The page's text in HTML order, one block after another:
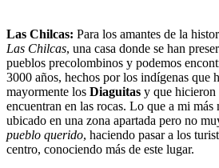
Las Chilcas: Para los amantes de la
Las Chilcas, una casa donde se han
pueblos precolombinos y podemos
3000 años, hechos por los indígenas que
mayormente los Diaguitas y que
encuentran en las rocas. Lo que a mi más
ubicado en una zona apartada pero no
pueblo querido, haciendo pasar a los
centro, conociendo más de este lugar.